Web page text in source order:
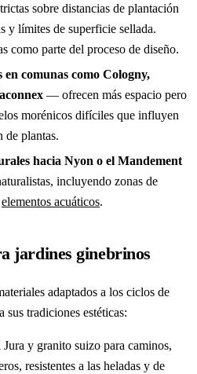
sobre distancias de plantación
y límites de superficie sellada.
como parte del proceso de diseño.
comunas como Cologny,
— ofrecen más espacio pero
morénicos difíciles que influyen
de plantas.
hacia Nyon o el Mandement
incluyendo zonas de
elementos acuáticos.
jardines ginebrinos
adaptados a los ciclos de
sus tradiciones estéticas:
Jura y granito suizo para caminos,
resistentes a las heladas y de